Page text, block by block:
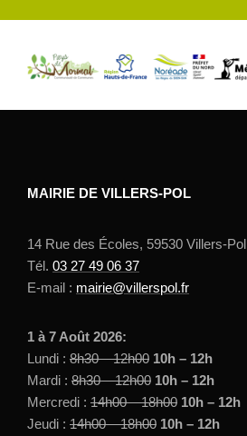
MAIRIE DE VILLERS-POL
14 Rue des Écoles, 59530 Villers-Pol
Tél. 03 27 49 06 37
E-mail : mairie@villerspol.fr
1 à 7 Août 2026:
Lundi : 8h30 – 12h00 10h – 12h
Mardi : 8h30 – 12h00 10h – 12h
Mercredi : 14h00 – 18h00 10h – 12h
Jeudi : 14h00 – 18h00 10h – 12h